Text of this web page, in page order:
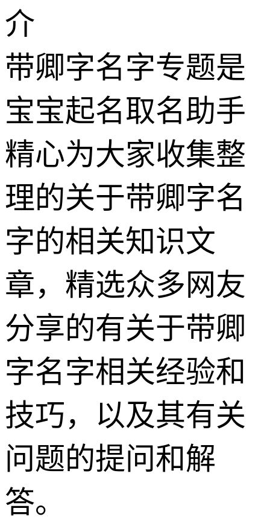
介
带卿字名字专题是
宝宝起名取名助手
精心为大家收集整
理的关于带卿字名
字的相关知识文
章，精选众多网友
分享的有关于带卿
字名字相关经验和
技巧，以及其有关
问题的提问和解
答。